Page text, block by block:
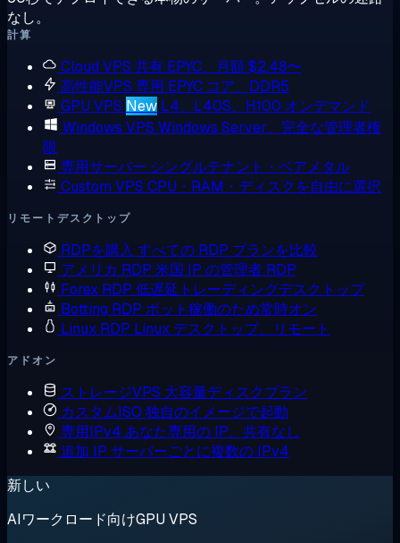
なし。
計算
Cloud VPS 共有 EPYC、月額 $2.48〜
高性能VPS 専用 EPYC コア、DDR5
GPU VPS New L4、L40S、H100 オンデマンド
Windows VPS Windows Server、完全な管理者権
限
専用サーバー シングルテナント・ベアメタル
Custom VPS CPU・RAM・ディスクを自由に選択
リモートデスクトップ
RDPを購入 すべての RDP プランを比較
アメリカ RDP 米国 IP の管理者 RDP
Forex RDP 低遅延トレーディングデスクトップ
Botting RDP ボット稼働のため常時オン
Linux RDP Linux デスクトップ、リモート
アドオン
ストレージVPS 大容量ディスクプラン
カスタムISO 独自のイメージで起動
専用IPv4 あなた専用の IP、共有なし
追加 IP サーバーごとに複数の IPv4
新しい
AIワークロード向けGPU VPS